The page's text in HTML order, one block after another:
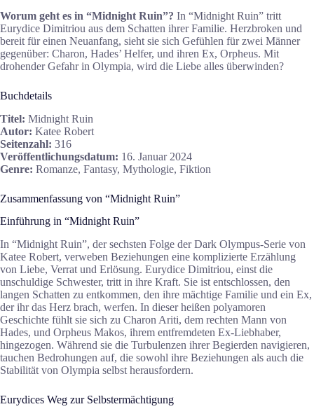
Worum geht es in “Midnight Ruin”? In “Midnight Ruin” tritt
Eurydice Dimitriou aus dem Schatten ihrer Familie. Herzbroken und
bereit für einen Neuanfang, sieht sie sich Gefühlen für zwei Männer
gegenüber: Charon, Hades’ Helfer, und ihren Ex, Orpheus. Mit
drohender Gefahr in Olympia, wird die Liebe alles überwinden?
Buchdetails
Titel: Midnight Ruin
Autor: Katee Robert
Seitenzahl: 316
Veröffentlichungsdatum: 16. Januar 2024
Genre: Romanze, Fantasy, Mythologie, Fiktion
Zusammenfassung von “Midnight Ruin”
Einführung in “Midnight Ruin”
In “Midnight Ruin”, der sechsten Folge der Dark Olympus-Serie von
Katee Robert, verweben Beziehungen eine komplizierte Erzählung
von Liebe, Verrat und Erlösung. Eurydice Dimitriou, einst die
unschuldige Schwester, tritt in ihre Kraft. Sie ist entschlossen, den
langen Schatten zu entkommen, den ihre mächtige Familie und ein Ex,
der ihr das Herz brach, werfen. In dieser heißen polyamoren
Geschichte fühlt sie sich zu Charon Ariti, dem rechten Mann von
Hades, und Orpheus Makos, ihrem entfremdeten Ex-Liebhaber,
hingezogen. Während sie die Turbulenzen ihrer Begierden navigieren,
tauchen Bedrohungen auf, die sowohl ihre Beziehungen als auch die
Stabilität von Olympia selbst herausfordern.
Eurydices Weg zur Selbstermächtigung